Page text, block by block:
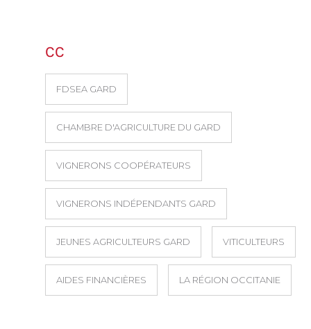
CC
FDSEA GARD
CHAMBRE D'AGRICULTURE DU GARD
VIGNERONS COOPÉRATEURS
VIGNERONS INDÉPENDANTS GARD
JEUNES AGRICULTEURS GARD VITICULTEURS
AIDES FINANCIÈRES LA RÉGION OCCITANIE